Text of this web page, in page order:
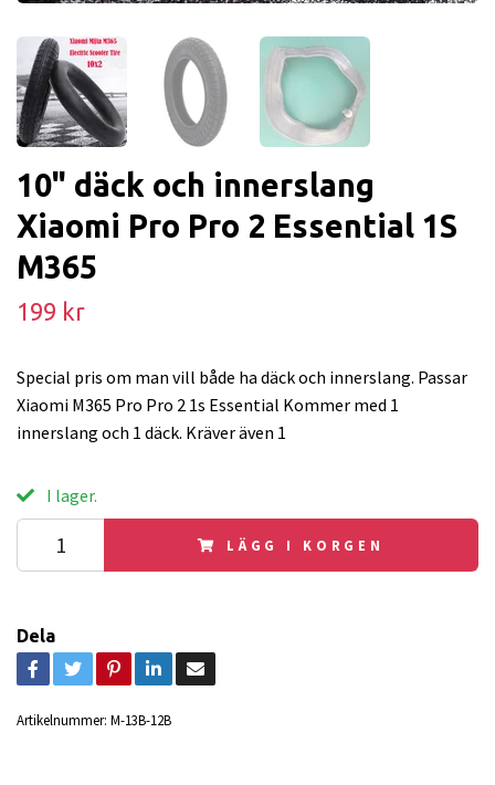
10" däck och innerslang
Xiaomi Pro Pro 2 Essential 1S
M365
199 kr
Special pris om man vill både ha däck och innerslang. Passar
Xiaomi M365 Pro Pro 2 1s Essential Kommer med 1
innerslang och 1 däck. Kräver även 1
I lager.
LÄGG I KORGEN
Dela
Artikelnummer: M-13B-12B